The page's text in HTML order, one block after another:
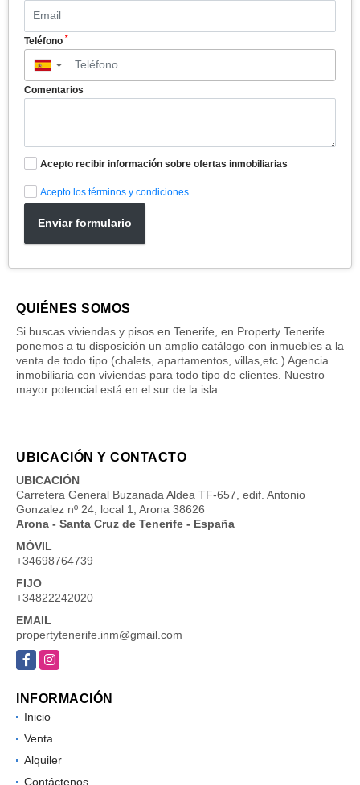
Teléfono *
▼
Comentarios
Acepto recibir información sobre ofertas inmobiliarias
Acepto los términos y condiciones
Enviar formulario
QUIÉNES SOMOS
Si buscas viviendas y pisos en Tenerife, en Property Tenerife
ponemos a tu disposición un amplio catálogo con inmuebles a la
venta de todo tipo (chalets, apartamentos, villas,etc.) Agencia
inmobiliaria con viviendas para todo tipo de clientes. Nuestro
mayor potencial está en el sur de la isla.
UBICACIÓN Y CONTACTO
UBICACIÓN
Carretera General Buzanada Aldea TF-657, edif. Antonio
Gonzalez nº 24, local 1, Arona 38626
Arona - Santa Cruz de Tenerife - España
MÓVIL
+34698764739
FIJO
+34822242020
EMAIL
propertytenerife.inm@gmail.com
FacebookInstagram
INFORMACIÓN
Inicio
Venta
Alquiler
Contáctenos